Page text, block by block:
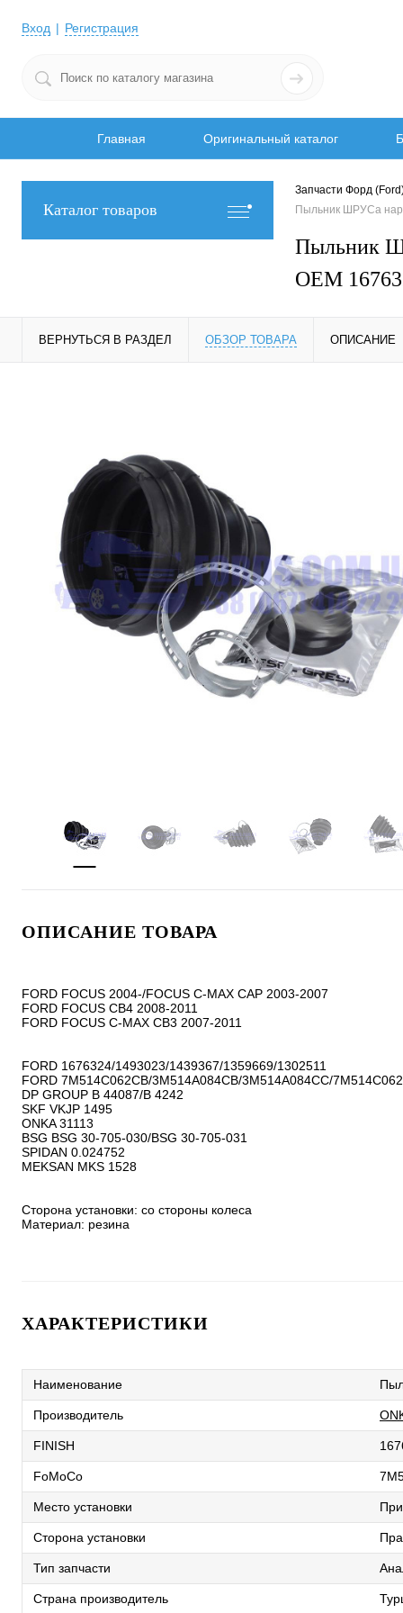
Вход Регистрация
Главная Оригинальный каталог
Каталог товаров
Запчасти Форд
Пыльник ШРУСа
Пыльник
OEM
ВЕРНУТЬСЯ В РАЗДЕЛ ОБЗОР ТОВАРА ОПИСАНИЕ
ОПИСАНИЕ ТОВАРА
FORD FOCUS 2004-/FOCUS C-MAX CAP 2003-2007
FORD FOCUS CB4 2008-2011
FORD FOCUS C-MAX CB3 2007-2011
FORD 1676324/1493023/1439367/1359669/1302511
FORD 7M514C062CB/3M514A084CB/3M514A084CC/
DP GROUP B 44087/B 4242
SKF VKJP 1495
ONKA 31113
BSG BSG 30-705-030/BSG 30-705-031
SPIDAN 0.024752
MEKSAN MKS 1528
Сторона установки: со стороны колеса
Материал: резина
ХАРАКТЕРИСТИКИ
Наименование
Производитель
FINISH
FoMoCo
Место установки
Сторона установки
Тип запчасти
Страна производитель